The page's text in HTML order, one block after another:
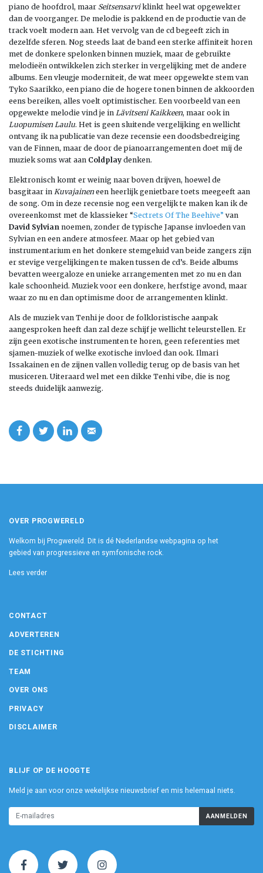
piano de hoofdrol, maar Seitsensarviklinkt heel wat opgewekter
dan de voorganger. De melodie is pakkend en de productie van de
track voelt modern aan. Het vervolg van de cd begeeft zich in
dezelfde sferen. Nog steeds laat de band een sterke affiniteit horen
met de donkere spelonken binnen muziek, maar de gebruikte
melodieën ontwikkelen zich sterker in vergelijking met de andere
albums. Een vleugje moderniteit, de wat meer opgewekte stem van
Tyko Saarikko, een piano die de hogere tonen binnen de akkoorden
eens bereiken, alles voelt optimistischer. Een voorbeeld van een
opgewekte melodie vind je in Lävitseni Kaikkeen, maar ook in
Luopumisen Laulu. Het is geen sluitende vergelijking en wellicht
ontvang ik na publicatie van deze recensie een doodsbedreiging
van de Finnen, maar de door de pianoarrangementen doet mij de
muziek soms wat aan Coldplaydenken.
Elektronisch komt er weinig naar boven drijven, hoewel de
basgitaar in Kuvajaineneen heerlijk genietbare toets meegeeft aan
de song. Om in deze recensie nog een vergelijk te maken kan ik de
overeenkomst met de klassieker “Sectrets Of The Beehive” van
David Sylvian noemen, zonder de typische Japanse invloeden van
Sylvian en een andere atmosfeer. Maar op het gebied van
instrumentarium en het donkere stemgeluid van beide zangers zijn
er stevige vergelijkingen te maken tussen de cd’s. Beide albums
bevatten weergaloze en unieke arrangementen met zo nu en dan
kale schoonheid. Muziek voor een donkere, herfstige avond, maar
waar zo nu en dan optimisme door de arrangementen klinkt.
Als de muziek van Tenhi je door de folkloristische aanpak
aangesproken heeft dan zal deze schijf je wellicht teleurstellen. Er
zijn geen exotische instrumenten te horen, geen referenties met
sjamen-muziek of welke exotische invloed dan ook. Ilmari
Issakainen en de zijnen vallen volledig terug op de basis van het
musiceren. Uiteraard wel met een dikke Tenhi vibe, die is nog
steeds duidelijk aanwezig.
OVER PROGWERELD
Welkom bij Progwereld. Dit is dé Nederlandse webpagina op het
gebied van progressieve en symfonische rock.
Lees verder
CONTACT
ADVERTEREN
DE STICHTING
TEAM
OVER ONS
PRIVACY
DISCLAIMER
BLIJF OP DE HOOGTE
Meld je aan voor onze wekelijkse nieuwsbrief en mis helemaal niets.
AANMELDEN